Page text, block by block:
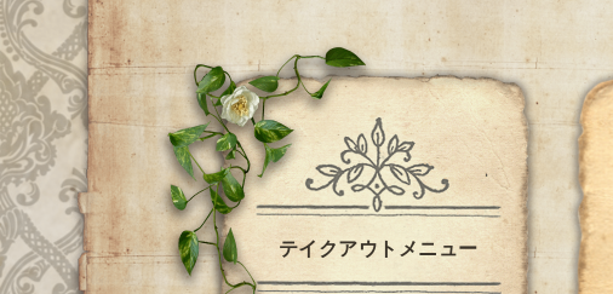
テイクアウトメニュー